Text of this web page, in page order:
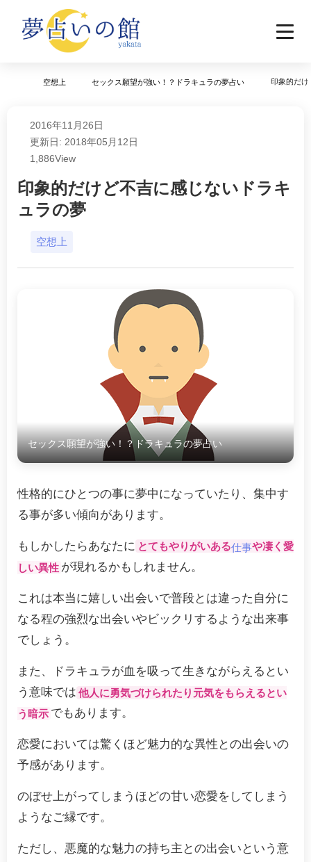
空想上 セックス願望が強い！？ドラキュラの夢占い 印象的だけ
2016年11月26日
更新日: 2018年05月12日
1,886View
印象的だけど不吉に感じないドラキ
ュラの夢
空想上
セックス願望が強い！？ドラキュラの夢占い
性格的にひとつの事に夢中になっていたり、集中す
る事が多い傾向があります。
もしかしたらあなたに とてもやりがいある仕事や凄く愛
しい異性 が現れるかもしれません。
これは本当に嬉しい出会いで普段とは違った自分に
なる程の強烈な出会いやビックリするような出来事
でしょう。
また、ドラキュラが血を吸って生きながらえるとい
う意味では 他人に勇気づけられたり元気をもらえるとい
う暗示 でもあります。
恋愛においては驚くほど魅力的な異性との出会いの
予感があります。
のぼせ上がってしまうほどの甘い恋愛をしてしまう
ようなご縁です。
ただし、悪魔的な魅力の持ち主との出会いという意